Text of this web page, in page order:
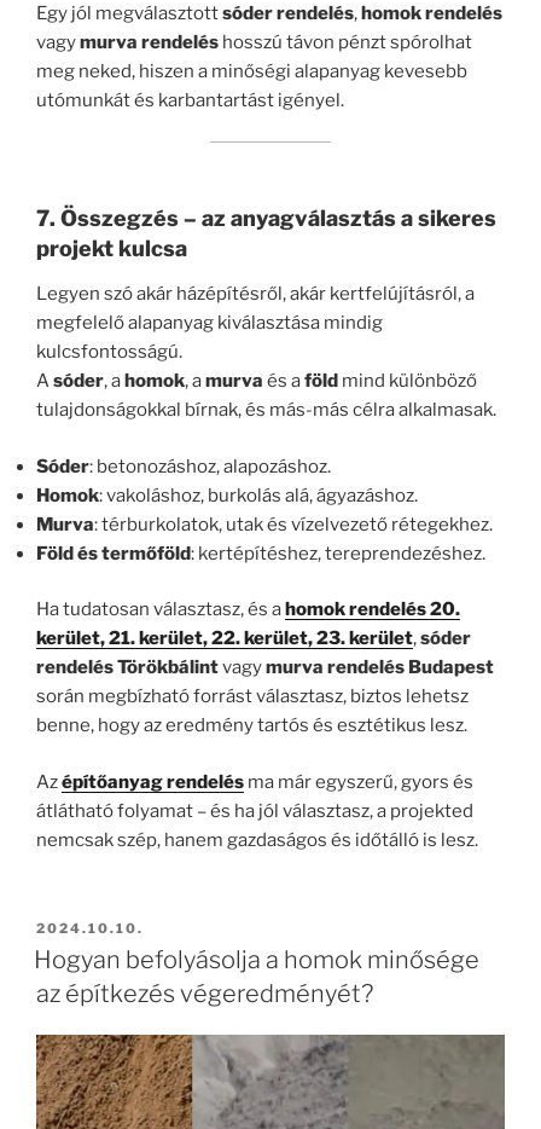
Egy jól megválasztottsóder rendelés,homok rendelés
vagymurva rendelés hosszú távon pénzt spórolhat
meg neked, hiszen a minőségi alapanyag kevesebb
utómunkát és karbantartást igényel.
7. Összegzés – az anyagválasztás a sikeres
projekt kulcsa
Legyen szó akár házépítésről, akár kertfelújításról, a
megfelelő alapanyag kiválasztása mindig
kulcsfontosságú.
Asóder, ahomok, amurva és aföld mind különböző
tulajdonságokkal bírnak, és más-más célra alkalmasak.
Sóder: betonozáshoz, alapozáshoz.
Homok: vakoláshoz, burkolás alá, ágyazáshoz.
Murva: térburkolatok, utak és vízelvezető rétegekhez.
Föld és termőföld: kertépítéshez, tereprendezéshez.
Ha tudatosan választasz, és ahomok rendelés 20.
kerület, 21. kerület, 22. kerület, 23. kerület,sóder
rendelés Törökbálintvagymurva rendelés Budapest
során megbízható forrást választasz, biztos lehetsz
benne, hogy az eredmény tartós és esztétikus lesz.
Azépítőanyag rendelés ma már egyszerű, gyors és
átlátható folyamat – és ha jól választasz, a projekted
nemcsak szép, hanem gazdaságos és időtálló is lesz.
BEKÜLDVE:
2024.10.10.
Hogyan befolyásolja a homok minősége
az építkezés végeredményét?